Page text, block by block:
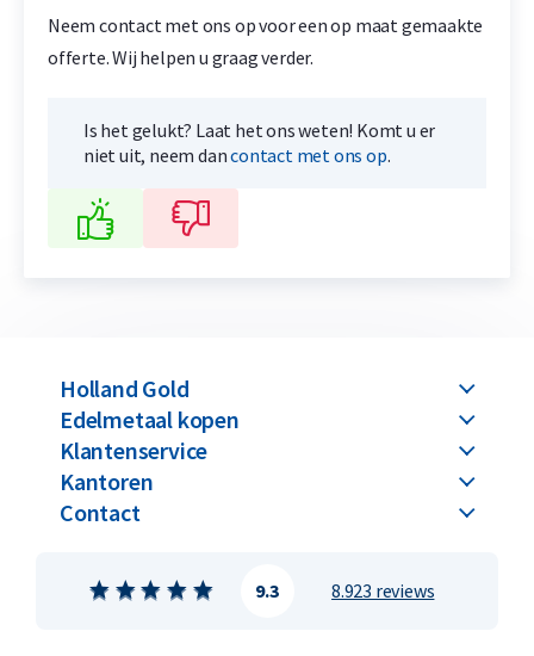
Neem contact met ons op voor een op maat gemaakte
offerte. Wij helpen u graag verder.
Is het gelukt? Laat het ons weten! Komt u er
niet uit, neem dancontact met ons op.
Holland Gold
Edelmetaal kopen
Klantenservice
Kantoren
Contact
8.923 reviews
9.3